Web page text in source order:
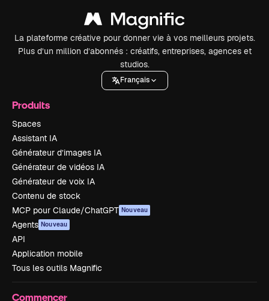
La plateforme créative pour donner vie à vos meilleurs projets.
Plus d’un million d’abonnés : créatifs, entreprises, agences et
studios.
Français
Produits
Spaces
Assistant IA
Générateur d’images IA
Générateur de vidéos IA
Générateur de voix IA
Contenu de stock
MCP pour Claude/ChatGPT Nouveau
Agents Nouveau
API
Application mobile
Tous les outils Magnific
Commencer